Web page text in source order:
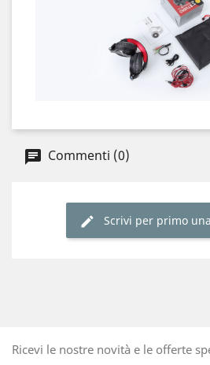
Commenti (0)
Scrivi per primo
Ricevi le nostre novità e le offerte